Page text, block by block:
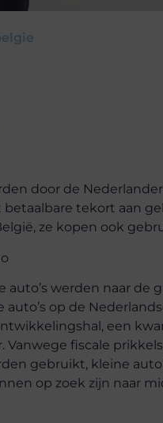
door de
tekort aan
ze kopen ook
auto’s werden naar de
op de
een
Vanwege fiscale
gebruikt, kleine
op zoek zijn naar